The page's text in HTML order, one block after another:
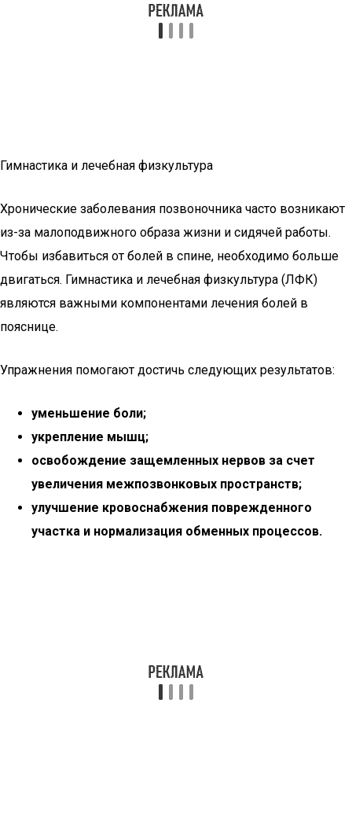
Гимнастика и лечебная физкультура
Хронические заболевания позвоночника часто возникают
из-за малоподвижного образа жизни и сидячей работы.
Чтобы избавиться от болей в спине, необходимо больше
двигаться. Гимнастика и лечебная физкультура (ЛФК)
являются важными компонентами лечения болей в
пояснице.
Упражнения помогают достичь следующих результатов:
уменьшение боли;
укрепление мышц;
освобождение защемленных нервов за счет
увеличения межпозвонковых пространств;
улучшение кровоснабжения поврежденного
участка и нормализация обменных процессов.